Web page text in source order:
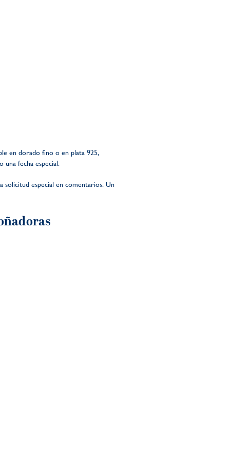
en dorado fino o en plata 925,
una fecha especial.
solicitud especial en comentarios. Un